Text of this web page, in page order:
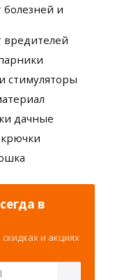
болезней и
вредителей
стимуляторы
дачные
в
и акциях